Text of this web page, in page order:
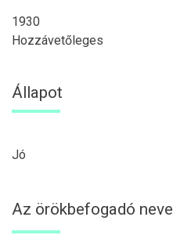
1930
Hozzávetőleges
Állapot
Jó
Az örökbefogadó neve